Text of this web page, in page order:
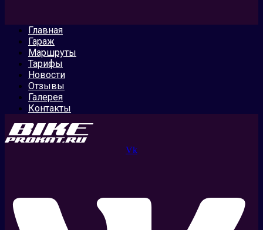
Главная
Гараж
Маршруты
Тарифы
Новости
Отзывы
Галерея
Контакты
Vk